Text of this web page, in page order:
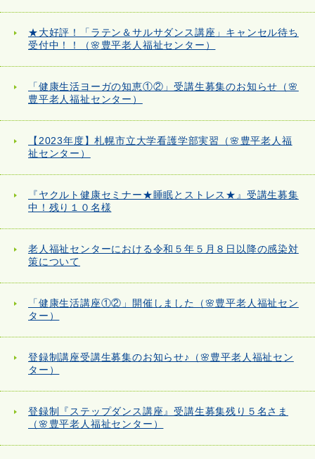
★大好評！「ラテン＆サルサダンス講座」キャンセル待ち
受付中！！（🌸豊平老人福祉センター）
「健康生活ヨーガの知恵①②」受講生募集のお知らせ（🌸
豊平老人福祉センター）
【2023年度】札幌市立大学看護学部実習（🌸豊平老人福
祉センター）
『ヤクルト健康セミナー★睡眠とストレス★』受講生募集
中！残り１０名様
老人福祉センターにおける令和５年５月８日以降の感染対
策について
「健康生活講座①②」開催しました（🌸豊平老人福祉セン
ター）
登録制講座受講生募集のお知らせ♪（🌸豊平老人福祉セン
ター）
登録制『ステップダンス講座』受講生募集残り５名さま
（🌸豊平老人福祉センター）